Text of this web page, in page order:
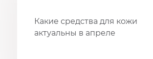
Какие средства для кожи
актуальны в апреле